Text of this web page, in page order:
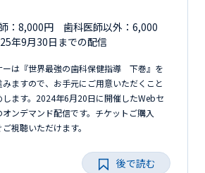
：8,000円 歯科医師以外：6,000
年9月30日までの配信
ーは『世界最強の歯科保健指導 下巻』を
みますので、お手元にご用意いただくこと
します。2024年6月20日に開催したWebセ
オンデマンド配信です。チケットご購入
視聴いただけます。
後で読む